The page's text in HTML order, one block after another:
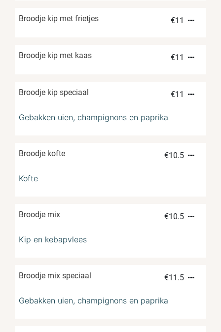
Broodje kip met frietjes €11
Broodje kip met kaas €11
Broodje kip speciaal €11
Gebakken uien, champignons en paprika
Broodje kofte €10.5
Kofte
Broodje mix €10.5
Kip en kebapvlees
Broodje mix speciaal €11.5
Gebakken uien, champignons en paprika